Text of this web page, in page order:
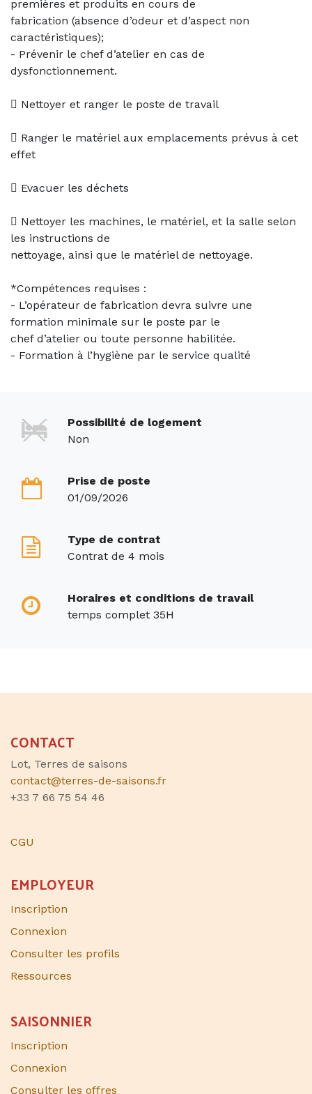
premières et produits en cours de
fabrication (absence d’odeur et d’aspect non
caractéristiques);
- Prévenir le chef d’atelier en cas de
dysfonctionnement.
 Nettoyer et ranger le poste de travail
 Ranger le matériel aux emplacements prévus à cet
effet
 Evacuer les déchets
 Nettoyer les machines, le matériel, et la salle selon
les instructions de
nettoyage, ainsi que le matériel de nettoyage.
*Compétences requises :
- L’opérateur de fabrication devra suivre une
formation minimale sur le poste par le
chef d’atelier ou toute personne habilitée.
- Formation à l’hygiène par le service qualité
Possibilité de logement
Non
Prise de poste
01/09/2026
Type de contrat
Contrat de 4 mois
Horaires et conditions de travail
temps complet 35H
CONTACT
Lot, Terres de saisons
contact@terres-de-saisons.fr
+33 7 66 75 54 46
CGU
EMPLOYEUR
Inscription
Connexion
Consulter les profils
Ressources
SAISONNIER​
Inscription
Connexion
Consulter les offres